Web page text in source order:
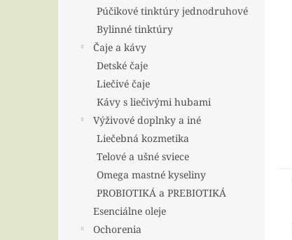
Púčikové tinktúry jednodruhové
Bylinné tinktúry
Čaje a kávy
Detské čaje
Liečivé čaje
Kávy s liečivými hubami
Výživové doplnky a iné
Liečebná kozmetika
Telové a ušné sviece
Omega mastné kyseliny
PROBIOTIKÁ a PREBIOTIKÁ
Esenciálne oleje
Ochorenia